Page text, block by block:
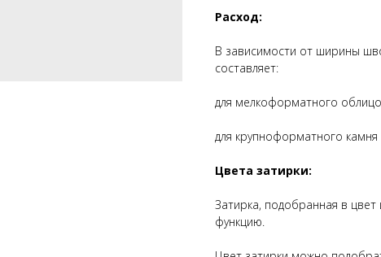
Расход:
В зависимости от ширины
составляет:
для мелкоформатного
для крупноформатного
Цвета затирки:
Затирка, подобранная в цвет
функцию.